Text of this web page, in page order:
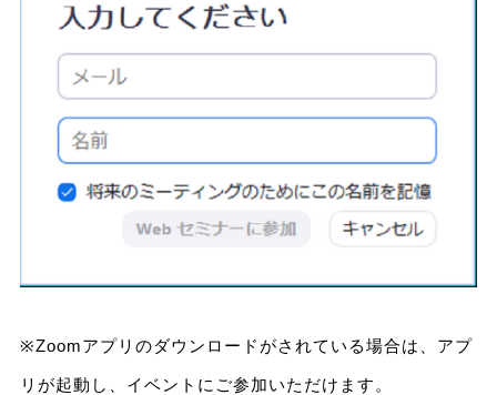
※Zoomアプリのダウンロードがされている場合は、アプ
リが起動し、イベントにご参加いただけます。